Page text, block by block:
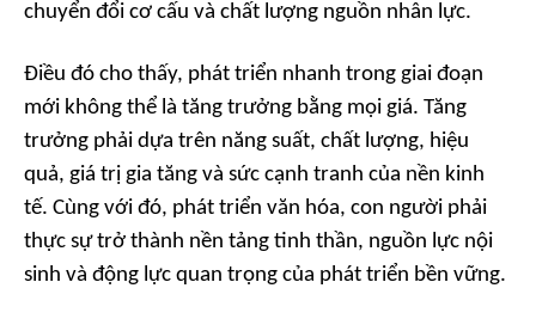
chuyển đổi cơ cấu và chất lượng nguồn nhân lực.
Điều đó cho thấy, phát triển nhanh trong giai đoạn
mới không thể là tăng trưởng bằng mọi giá. Tăng
trưởng phải dựa trên năng suất, chất lượng, hiệu
quả, giá trị gia tăng và sức cạnh tranh của nền kinh
tế. Cùng với đó, phát triển văn hóa, con người phải
thực sự trở thành nền tảng tinh thần, nguồn lực nội
sinh và động lực quan trọng của phát triển bền vững.